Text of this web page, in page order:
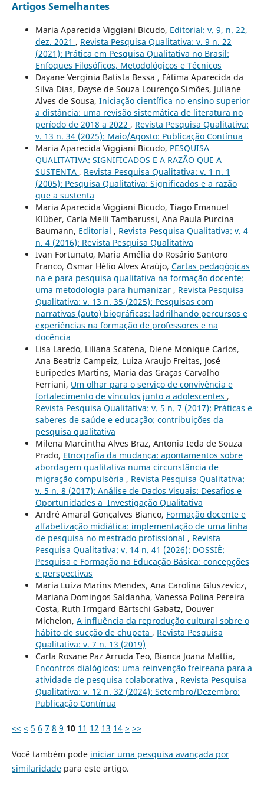
Artigos Semelhantes
Maria Aparecida Viggiani Bicudo, Editorial: v. 9, n. 22,
dez. 2021 , Revista Pesquisa Qualitativa: v. 9 n. 22
(2021): Prática em Pesquisa Qualitativa no Brasil:
Enfoques Filosóficos, Metodológicos e Técnicos
Dayane Verginia Batista Bessa , Fátima Aparecida da
Silva Dias, Dayse de Souza Lourenço Simões, Juliane
Alves de Sousa, Iniciação científica no ensino superior
a distância: uma revisão sistemática de literatura no
período de 2018 a 2022 , Revista Pesquisa Qualitativa:
v. 13 n. 34 (2025): Maio/Agosto: Publicação Contínua
Maria Aparecida Viggiani Bicudo, PESQUISA
QUALITATIVA: SIGNIFICADOS E A RAZÃO QUE A
SUSTENTA , Revista Pesquisa Qualitativa: v. 1 n. 1
(2005): Pesquisa Qualitativa: Significados e a razão
que a sustenta
Maria Aparecida Viggiani Bicudo, Tiago Emanuel
Klüber, Carla Melli Tambarussi, Ana Paula Purcina
Baumann, Editorial , Revista Pesquisa Qualitativa: v. 4
n. 4 (2016): Revista Pesquisa Qualitativa
Ivan Fortunato, Maria Amélia do Rosário Santoro
Franco, Osmar Hélio Alves Araújo, Cartas pedagógicas
na e para pesquisa qualitativa na formação docente:
uma metodologia para humanizar , Revista Pesquisa
Qualitativa: v. 13 n. 35 (2025): Pesquisas com
narrativas (auto) biográficas: ladrilhando percursos e
experiências na formação de professores e na
docência
Lisa Laredo, Liliana Scatena, Diene Monique Carlos,
Ana Beatriz Campeiz, Luiza Araujo Freitas, José
Euripedes Martins, Maria das Graças Carvalho
Ferriani, Um olhar para o serviço de convivência e
fortalecimento de vínculos junto a adolescentes ,
Revista Pesquisa Qualitativa: v. 5 n. 7 (2017): Práticas e
saberes de saúde e educação: contribuições da
pesquisa qualitativa
Milena Marcintha Alves Braz, Antonia Ieda de Souza
Prado, Etnografia da mudança: apontamentos sobre
abordagem qualitativa numa circunstância de
migração compulsória , Revista Pesquisa Qualitativa:
v. 5 n. 8 (2017): Análise de Dados Visuais: Desafios e
Oportunidades a Investigação Qualitativa
André Amaral Gonçalves Bianco, Formação docente e
alfabetização midiática: implementação de uma linha
de pesquisa no mestrado profissional , Revista
Pesquisa Qualitativa: v. 14 n. 41 (2026): DOSSIÊ:
Pesquisa e Formação na Educação Básica: concepções
e perspectivas
Maria Luiza Marins Mendes, Ana Carolina Gluszevicz,
Mariana Domingos Saldanha, Vanessa Polina Pereira
Costa, Ruth Irmgard Bärtschi Gabatz, Douver
Michelon, A influência da reprodução cultural sobre o
hábito de sucção de chupeta , Revista Pesquisa
Qualitativa: v. 7 n. 13 (2019)
Carla Rosane Paz Arruda Teo, Bianca Joana Mattia,
Encontros dialógicos: uma reinvenção freireana para a
atividade de pesquisa colaborativa , Revista Pesquisa
Qualitativa: v. 12 n. 32 (2024): Setembro/Dezembro:
Publicação Contínua
<< < 5 6 7 8 9 10 11 12 13 14 > >>
Você também pode iniciar uma pesquisa avançada por
similaridadepara este artigo.